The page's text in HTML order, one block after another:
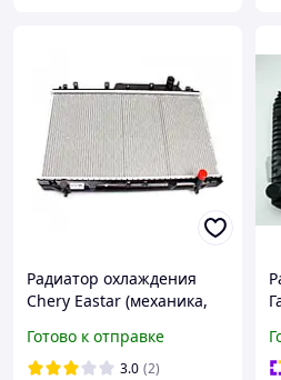
Радиатор охлаждения
Chery Eastar (механика,
Готово к отправке
3.0 (2)